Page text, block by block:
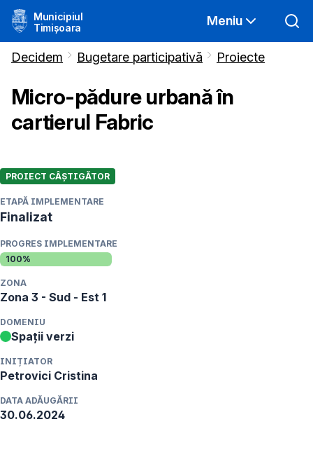
Municipiul
Timișoara
Meniu
Decidem Bugetare participativă Proiecte
Micro-pădure urbană în
cartierul Fabric
PROIECT CÂȘTIGĂTOR
ETAPĂ IMPLEMENTARE
Finalizat
PROGRES IMPLEMENTARE
100%
ZONA
Zona 3 - Sud - Est 1
DOMENIU
Spații verzi
INIȚIATOR
Petrovici Cristina
DATA ADĂUGĂRII
30.06.2024